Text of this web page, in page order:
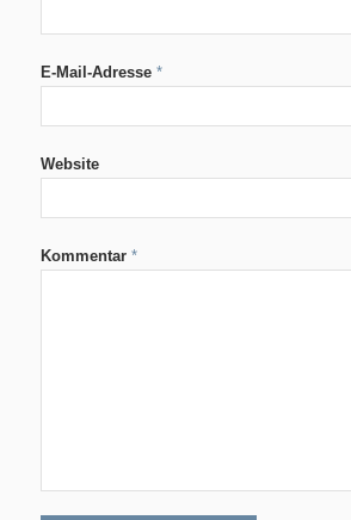
E-Mail-Adresse *
Website
Kommentar *